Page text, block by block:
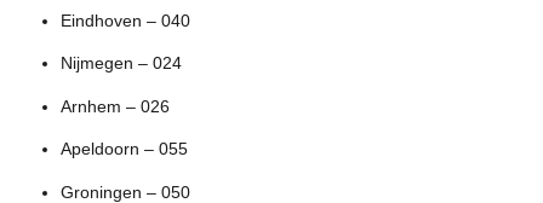
Eindhoven – 040
Nijmegen – 024
Arnhem – 026
Apeldoorn – 055
Groningen – 050